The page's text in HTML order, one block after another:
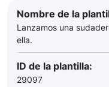
Nombre de la
Lanzamos una
ella.
ID de la plantilla:
29097